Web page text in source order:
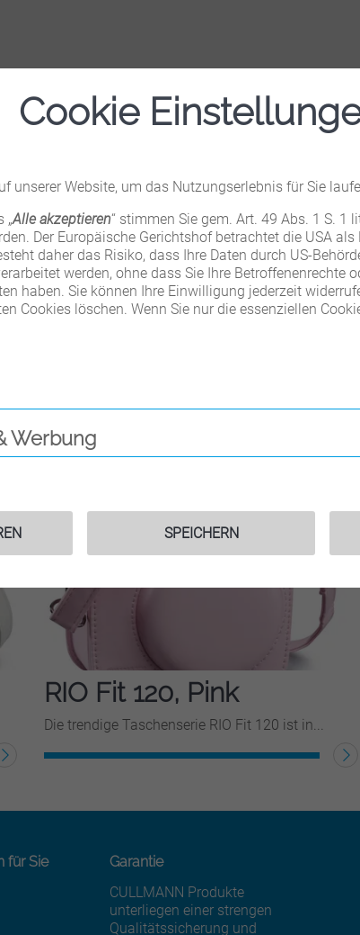
macht aus der Kamera gleichzeitig auch
zur Hand und sicher geschützt ist. Zum Trend
Motiven „Llama“ und „Love“ erhältlich. Alle
können. Bei allen RIO Fit Taschen ist der
Rückseite der RIO Fit Tasche. Der Tragegurt lässt
hält auch häufiger Benutzung stand. Die Kamera ist
und wasserdichtem Kunstleder bietet
Ähnliche
RIO Fit 120, Pink
Die trendige Taschenserie RIO Fit 120 ist in...
WEITERLESEN
für Sie
Garantie
CULLMANN Produkte
unterliegen einer strengen
Qualitätssicherung und
Cookie
unserer Website, um das Nutzungserlebnis für Sie
„Alle akzeptieren“ stimmen Sie gem. Art. 49 Abs. 1 S. 1
Der Europäische Gerichtshof betrachtet die USA
daher das Risiko, dass Ihre Daten durch US-
werden, ohne dass Sie Ihre Betroffenenrechte
haben. Sie können Ihre Einwilligung jederzeit
Cookies löschen. Wenn Sie nur die essenziellen
Werbung
SPEICHERN